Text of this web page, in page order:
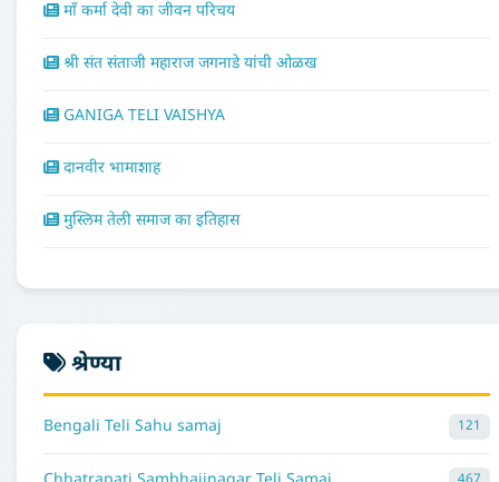
माँ कर्मा देवी का जीवन परिचय
श्री संत संताजी महाराज जगनाडे यांची ओळख
GANIGA TELI VAISHYA
दानवीर भामाशाह
मुस्लिम तेली समाज का इतिहास
श्रेण्या
Bengali Teli Sahu samaj 121